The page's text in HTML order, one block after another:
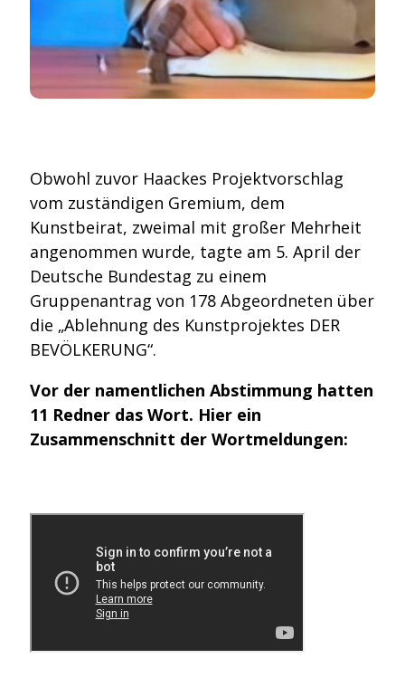
Obwohl zuvor Haackes Projektvorschlag
vom zuständigen Gremium, dem
Kunstbeirat, zweimal mit großer Mehrheit
angenommen wurde, tagte am 5. April der
Deutsche Bundestag zu einem
Gruppenantrag von 178 Abgeordneten über
die „Ablehnung des Kunstprojektes DER
BEVÖLKERUNG“.
Vor der namentlichen Abstimmung hatten
11 Redner das Wort. Hier ein
Zusammenschnitt der Wortmeldungen: